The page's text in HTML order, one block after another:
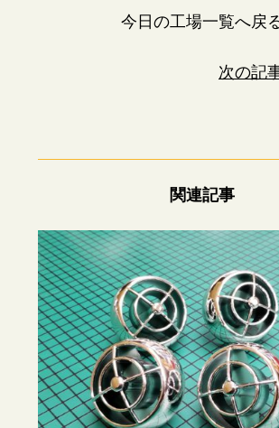
今日の工場一覧へ戻
次の記
関連記事